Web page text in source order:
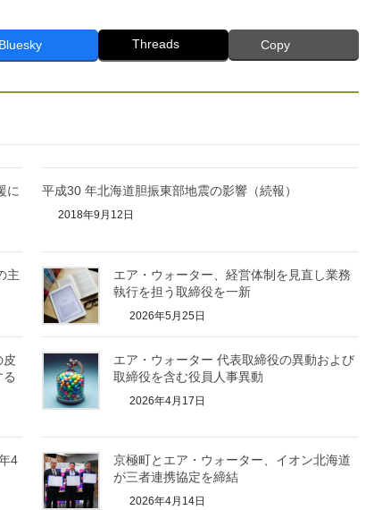
Bluesky Threads Copy
に
平成30 年北海道胆振東部地震の影響（続報）
2018年9月12日
主
エア・ウォーター、経営体制を見直し業務
執行を担う取締役を一新
2026年5月25日
皮
エア・ウォーター 代表取締役の異動および
取締役を含む役員人事異動
2026年4月17日
4
京極町とエア・ウォーター、イオン北海道
が三者連携協定を締結
2026年4月14日